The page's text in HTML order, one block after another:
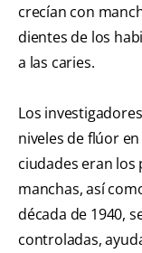
crecían con
dientes de los
a las caries.
Los
niveles de flúor
ciudades eran los
manchas, así
década de 1940,
controladas,